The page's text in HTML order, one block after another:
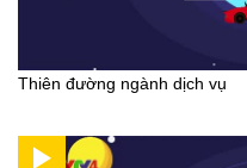
Thiên đường ngành dịch vụ